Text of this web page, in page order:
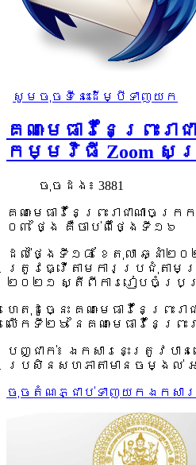
សូមចុចទីនេះដើម្បីទាញយក
គណៈមេធាវីនៃព្រ
កម្មវិធី Zoom ស
ចុច​ដង៖ 3881
គណៈមេធាវីនៃព្រះរាជាណា
០៣ ថ្ងៃ គឺចាប់ពីថ្ងៃទី១៦
ដល់ថ្ងៃទី១៨ ខែតុលា ឆ្នាំ២០
ត្រូវធ្វើតាមការប្រជុំតាម
២០២១ ស្តីពីការរៀបចំប្រព្
ហេតុដូច្នេះ គណៈមេធាវីនៃ
លើកទី២៦ នៃគណៈមេធាវីនៃ
បញ្ជាក់៖ ឯកសារនេះត្រូវប
ប្រសិនសហភាតាមានចម្ង
ចុចតំណភ្ជាប់ទាញយកឯកសារ